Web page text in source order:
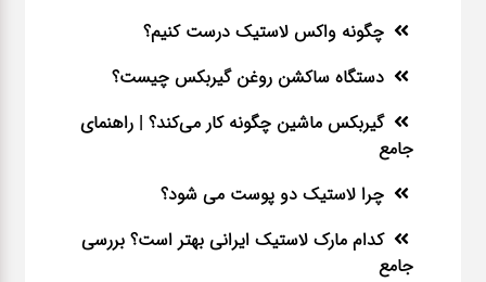
چگونه واکس لاستیک درست کنیم؟
دستگاه ساکشن روغن گیربکس چیست؟
گیربکس ماشین چگونه کار می‌کند؟ | راهنمای
جامع
چرا لاستیک دو پوست می شود؟
کدام مارک لاستیک ایرانی بهتر است؟ بررسی
جامع